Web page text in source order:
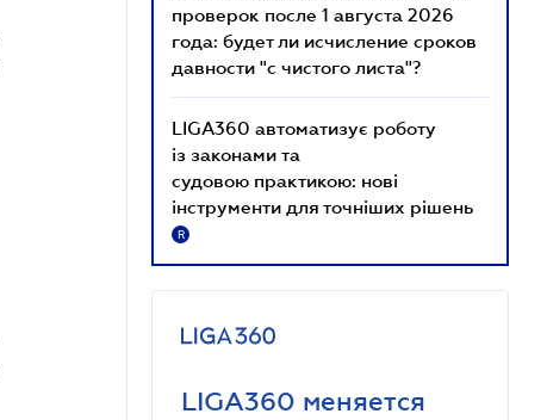
проверок после 1 августа 2026
года: будет ли исчисление сроков
давности "с чистого листа"?
LIGA360 автоматизує роботу
із законами та
судовою практикою: нові
інструменти для точніших рішень
R
LIGA360 меняется